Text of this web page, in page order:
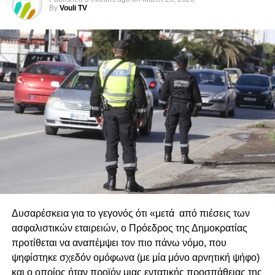
Επιτροπή Άμυνας
Ευγένιος Χαμπουλάς – Πρόεδρος (ΕΛΑΜ)
Χρίστος Χρίστου – Αναπληρωτής Πρόεδρος (ΕΛΑΜ)
Χαράλαμπος Πετρίδης (ΔΗΣΥ)
Γιώργος Κάρουλλας (ΔΗΣΥ)
Μιχάλης Φελλάς (ΔΗΣΥ)
Βαλεντίνος Φακοντής (ΑΚΕΛ)
Αντρέας Πασιουρτίδης (ΑΚΕΛ)
Πανίκος Ξιούρουππας (ΑΚΕΛ)
Ζαχαρίας Κουλίας (ΔΗΚΟ)
Χρύσης Παντελίδης (ΔΗΚΟ)
Οδυσσέας Μιχαηλίδης (ΑΛΜΑ-Πολίτες για την Κύπρο)
Δημήτρης Μπάρος (Άμεση Δημοκρατία Κύπρου)
Επιτροπή Παιδείας και Πολιτισμού
Χρύσανθος Σαββίδης – Πρόεδρος (ΔΗΚΟ)
By Vouli TV
Δυσαρέσκεια για το γεγονός ότι «μετά από πιέσεις των
ασφαλιστικών εταιρειών, ο Πρόεδρος της Δημοκρατίας
προτίθεται να αναπέμψει τον πιο πάνω νόμο, που
ψηφίστηκε σχεδόν ομόφωνα (με μία μόνο αρνητική ψήφο)
και ο οποίος ήταν προϊόν μιας εντατικής προσπάθειας της